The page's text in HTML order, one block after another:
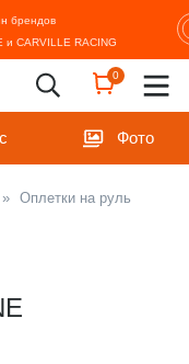
брендов
и CARVILLE RACING
0
Фото
» Оплетки на руль